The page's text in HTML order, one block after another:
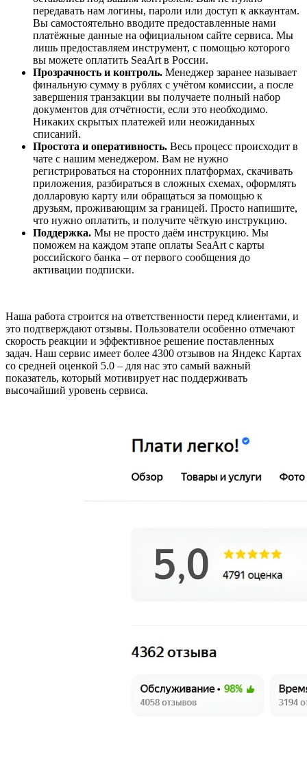
передавать нам логины, пароли или доступ к аккаунтам.
Вы самостоятельно вводите предоставленные нами
платёжные данные на официальном сайте сервиса. Мы
лишь предоставляем инструмент, с помощью которого
вы можете оплатить SeaArt в России.
Прозрачность и контроль. Менеджер заранее называет
финальную сумму в рублях с учётом комиссии, а после
завершения транзакции вы получаете полный набор
документов для отчётности, если это необходимо.
Никаких скрытых платежей или неожиданных
списаний.
Простота и оперативность. Весь процесс происходит в
чате с нашим менеджером. Вам не нужно
регистрироваться на сторонних платформах, скачивать
приложения, разбираться в сложных схемах, оформлять
долларовую карту или обращаться за помощью к
друзьям, проживающим за границей. Просто напишите,
что нужно оплатить, и получите чёткую инструкцию.
Поддержка. Мы не просто даём инструкцию. Мы
поможем на каждом этапе оплаты SeaArt с карты
российского банка – от первого сообщения до
активации подписки.
Наша работа строится на ответственности перед клиентами, и
это подтверждают отзывы. Пользователи особенно отмечают
скорость реакции и эффективное решение поставленных
задач. Наш сервис имеет более 4300 отзывов на Яндекс Картах
со средней оценкой 5.0 – для нас это самый важный
показатель, который мотивирует нас поддерживать
высочайший уровень сервиса.